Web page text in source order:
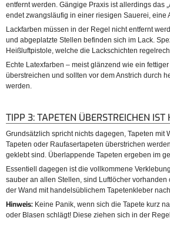
entfernt werden. Gängige Praxis ist allerdings das
endet zwangsläufig in einer riesigen Sauerei, eine
Lackfarben müssen in der Regel nicht entfernt
und abgeplatzte Stellen befinden sich im Lack.
Heißluftpistole, welche die Lackschichten
Echte Latexfarben – meist glänzend wie ein
überstreichen und sollten vor dem Anstrich durch
werden.
TIPP 3: TAPETEN ÜBERSTREICHEN IST
Grundsätzlich spricht nichts dagegen, Tapeten mit
Tapeten oder Raufasertapeten überstrichen
geklebt sind. Überlappende Tapeten ergeben im
Essentiell dagegen ist die vollkommene
sauber an allen Stellen, sind Luftlöcher
der Wand mit handelsüblichem Tapetenkleber
Hinweis: Keine Panik, wenn sich die Tapete kurz
oder Blasen schlägt! Diese ziehen sich in der